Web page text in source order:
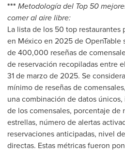
*** Metodología del Top 50
comer al aire libre:
La lista de los 50 top restaurantes
en México en 2025 de OpenTable
de 400,000 reseñas de
de reservación recopiladas entre
31 de marzo de 2025. Se
mínimo de reseñas de
una combinación de datos
de los comensales, porcentaje de
estrellas, número de alertas
reservaciones anticipadas, nivel
directas. Estas métricas fueron